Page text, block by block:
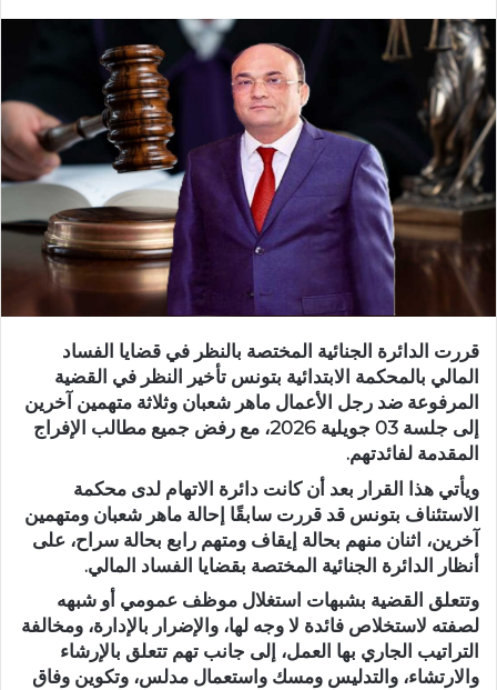
قررت الدائرة الجنائية المختصة بالنظر في قضايا الفساد
المالي بالمحكمة الابتدائية بتونس تأخير النظر في القضية
المرفوعة ضد رجل الأعمال ماهر شعبان وثلاثة متهمين آخرين
إلى جلسة 03 جويلية 2026، مع رفض جميع مطالب الإفراج
المقدمة لفائدتهم.
ويأتي هذا القرار بعد أن كانت دائرة الاتهام لدى محكمة
الاستئناف بتونس قد قررت سابقًا إحالة ماهر شعبان ومتهمين
آخرين، اثنان منهم بحالة إيقاف ومتهم رابع بحالة سراح، على
أنظار الدائرة الجنائية المختصة بقضايا الفساد المالي.
وتتعلق القضية بشبهات استغلال موظف عمومي أو شبهه
لصفته لاستخلاص فائدة لا وجه لها، والإضرار بالإدارة، ومخالفة
التراتيب الجاري بها العمل، إلى جانب تهم تتعلق بالإرشاء
والارتشاء، والتدليس ومسك واستعمال مدلس، وتكوين وفاق